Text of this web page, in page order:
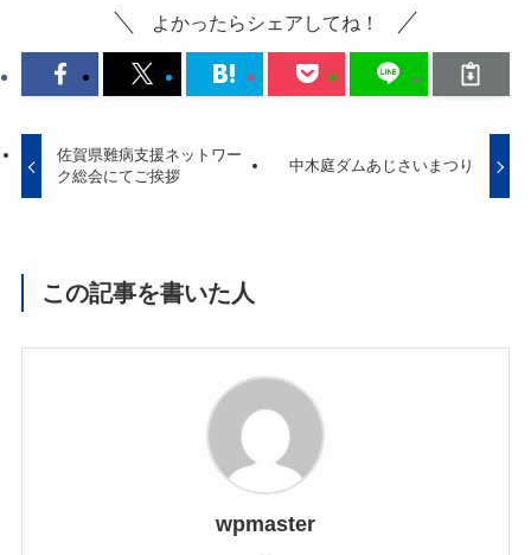
よかったらシェアしてね！
佐賀県難病支援ネットワー
ク総会にてご挨拶
中木庭ダムあじさいまつり
この記事を書いた人
wpmaster